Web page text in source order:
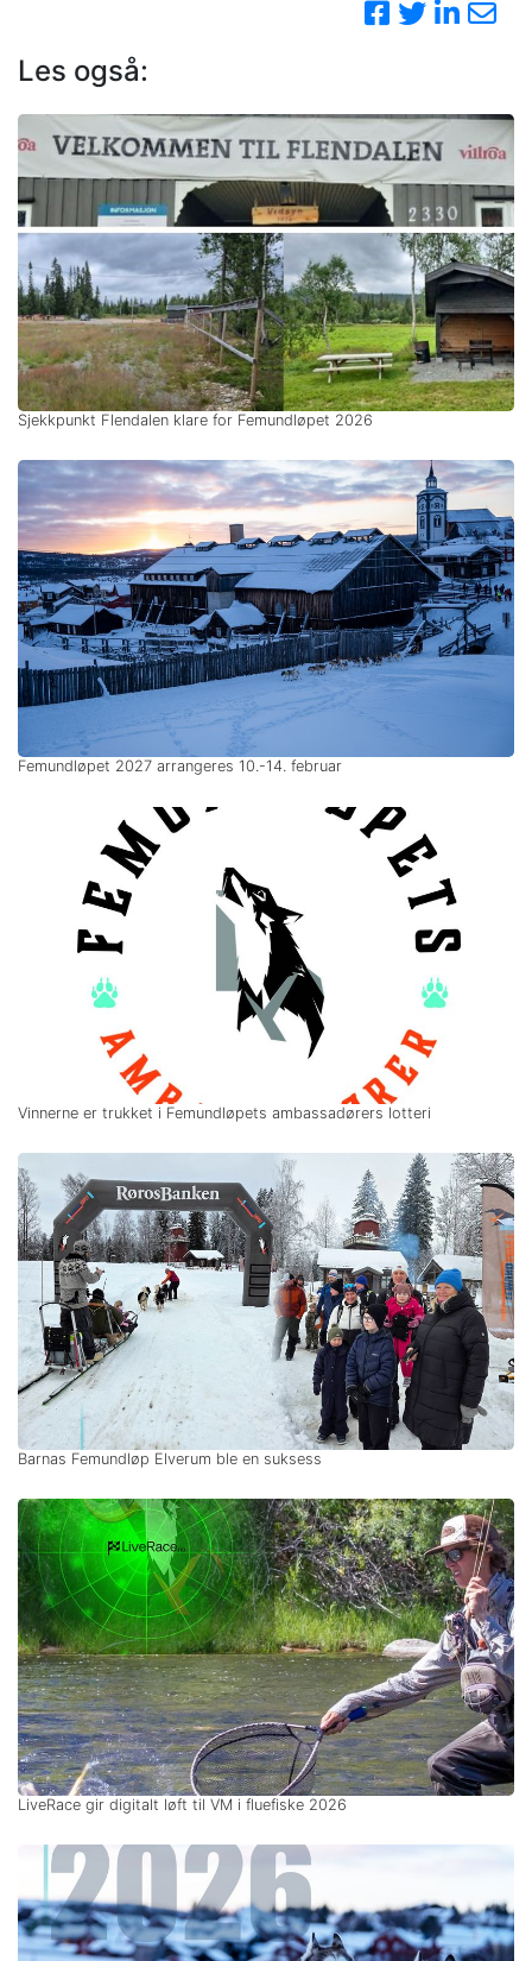
Les også:
Sjekkpunkt Flendalen klare for Femundløpet 2026
Femundløpet 2027 arrangeres 10.-14. februar
Vinnerne er trukket i Femundløpets ambassadørers lotteri
Barnas Femundløp Elverum ble en suksess
LiveRace gir digitalt løft til VM i fluefiske 2026